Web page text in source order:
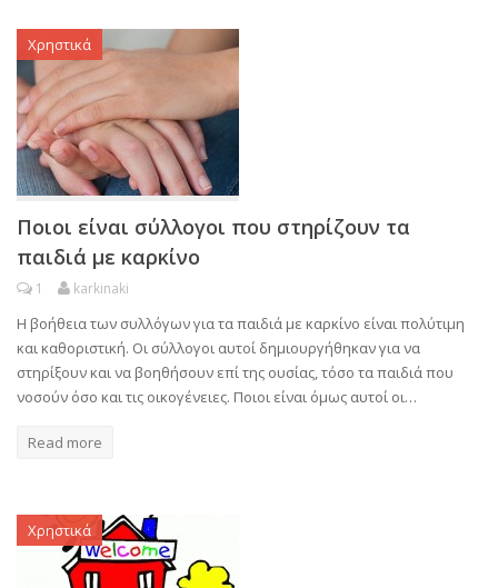
Χρηστικά
Ποιοι είναι σύλλογοι που στηρίζουν τα
παιδιά με καρκίνο
1 karkinaki
Η βοήθεια των συλλόγων για τα παιδιά με καρκίνο είναι πολύτιμη
και καθοριστική. Οι σύλλογοι αυτοί δημιουργήθηκαν για να
στηρίξουν και να βοηθήσουν επί της ουσίας, τόσο τα παιδιά που
νοσούν όσο και τις οικογένειες. Ποιοι είναι όμως αυτοί οι…
Read more
Χρηστικά